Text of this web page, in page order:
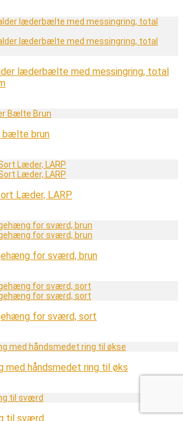
læderbælte med messingring, total
brun
Læder, LARP
for sværd, brun
for sværd, sort
håndsmedet ring til øks
til sværd